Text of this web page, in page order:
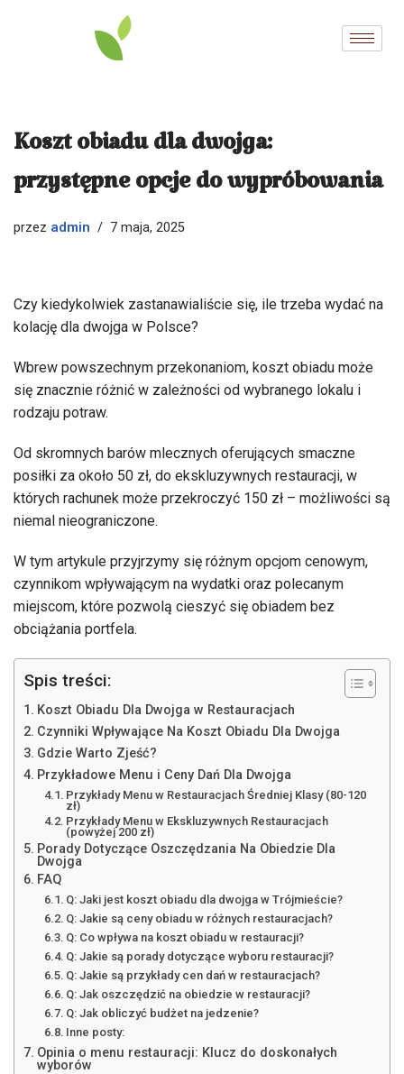
Koszt obiadu dla dwojga:
przystępne opcje do wypróbowania
przez admin 7 maja, 2025
Czy kiedykolwiek zastanawialiście się, ile trzeba wydać na
kolację dla dwojga w Polsce?
Wbrew powszechnym przekonaniom, koszt obiadu może
się znacznie różnić w zależności od wybranego lokalu i
rodzaju potraw.
Od skromnych barów mlecznych oferujących smaczne
posiłki za około 50 zł, do ekskluzywnych restauracji, w
których rachunek może przekroczyć 150 zł – możliwości są
niemal nieograniczone.
W tym artykule przyjrzymy się różnym opcjom cenowym,
czynnikom wpływającym na wydatki oraz polecanym
miejscom, które pozwolą cieszyć się obiadem bez
obciążania portfela.
Spis treści:
Koszt Obiadu Dla Dwojga w Restauracjach
Czynniki Wpływające Na Koszt Obiadu Dla Dwojga
Gdzie Warto Zjeść?
Przykładowe Menu i Ceny Dań Dla Dwojga
Przykłady Menu w Restauracjach Średniej Klasy (80-120
zł)
Przykłady Menu w Ekskluzywnych Restauracjach
(powyżej 200 zł)
Porady Dotyczące Oszczędzania Na Obiedzie Dla
Dwojga
FAQ
Q: Jaki jest koszt obiadu dla dwojga w Trójmieście?
Q: Jakie są ceny obiadu w różnych restauracjach?
Q: Co wpływa na koszt obiadu w restauracji?
Q: Jakie są porady dotyczące wyboru restauracji?
Q: Jakie są przykłady cen dań w restauracjach?
Q: Jak oszczędzić na obiedzie w restauracji?
Q: Jak obliczyć budżet na jedzenie?
Inne posty:
Opinia o menu restauracji: Klucz do doskonałych
wyborów